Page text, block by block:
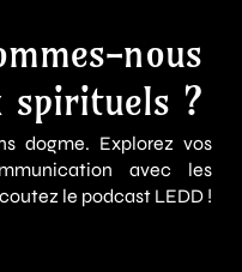
nous
spirituels ?
dogme. Explorez vos
avec les
le podcast LEDD !